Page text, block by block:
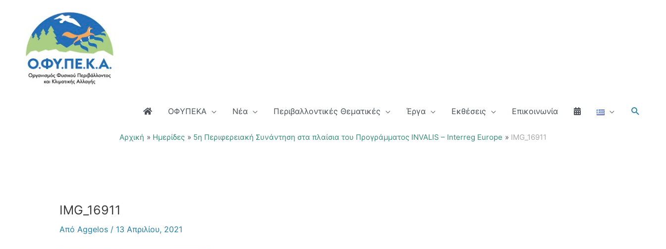
περιεχόμενο
ΟΦΥΠΕΚΑ Νέα Περιβαλλοντικές Θεματικές Έργα Εκθέσεις Επικοινωνία
Αρχική Ημερίδες 5η Περιφερειακή Συνάντηση στα πλαίσια του Προγράμματος INVALIS – Interreg Europe IMG_16911
IMG_16911
Από Aggelos / 13 Απριλίου, 2021